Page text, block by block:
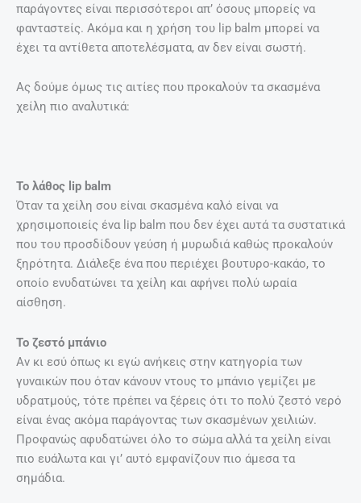
παράγοντες είναι περισσότεροι απ’ όσους μπορείς να
φανταστείς. Ακόμα και η χρήση του lip balm μπορεί να
έχει τα αντίθετα αποτελέσματα, αν δεν είναι σωστή.
Ας δούμε όμως τις αιτίες που προκαλούν τα σκασμένα
χείλη πιο αναλυτικά:
Το λάθος lip balm
Όταν τα χείλη σου είναι σκασμένα καλό είναι να
χρησιμοποιείς ένα lip balm που δεν έχει αυτά τα συστατικά
που του προσδίδουν γεύση ή μυρωδιά καθώς προκαλούν
ξηρότητα. Διάλεξε ένα που περιέχει βουτυρο-κακάο, το
οποίο ενυδατώνει τα χείλη και αφήνει πολύ ωραία
αίσθηση.
Το ζεστό μπάνιο
Αν κι εσύ όπως κι εγώ ανήκεις στην κατηγορία των
γυναικών που όταν κάνουν ντους το μπάνιο γεμίζει με
υδρατμούς, τότε πρέπει να ξέρεις ότι το πολύ ζεστό νερό
είναι ένας ακόμα παράγοντας των σκασμένων χειλιών.
Προφανώς αφυδατώνει όλο το σώμα αλλά τα χείλη είναι
πιο ευάλωτα και γι’ αυτό εμφανίζουν πιο άμεσα τα
σημάδια.